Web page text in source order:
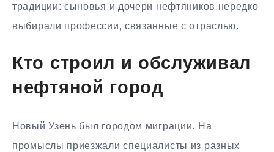
традиции: сыновья и дочери нефтяников нередко
выбирали профессии, связанные с отраслью.
Кто строил и обслуживал
нефтяной город
Новый Узень был городом миграции. На
промыслы приезжали специалисты из разных